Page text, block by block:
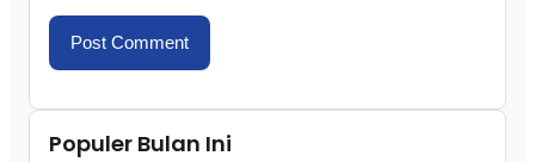
Populer Bulan Ini